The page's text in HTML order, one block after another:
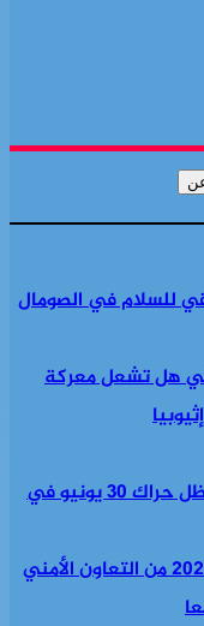
للسلام في الصومال
هل تشعل معركة
النزوح الأفريقي العابر للحدود في ظل حراك 30 يونيو في
مؤتمر رؤساء أركان الدفاع الأفارقة 2026 من التعاون الأمني